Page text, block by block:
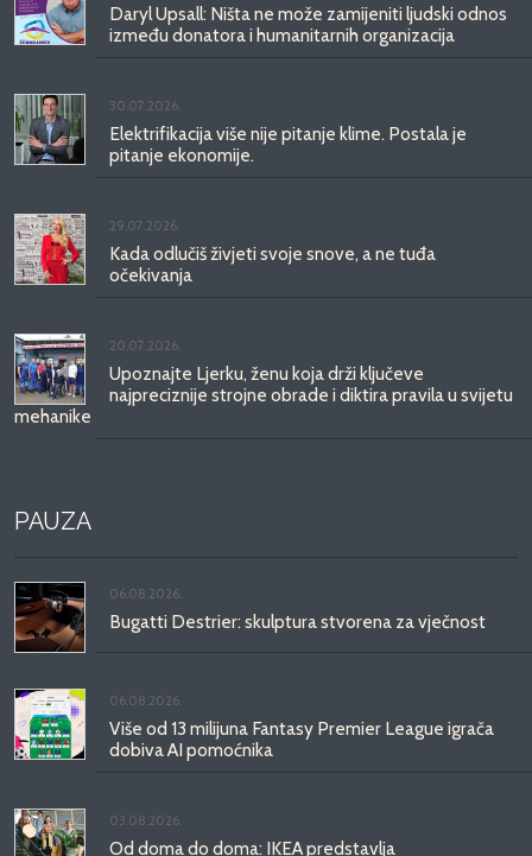
Daryl Upsall: Ništa ne može zamijeniti ljudski odnos
između donatora i humanitarnih organizacija
30.07.2026.
Elektrifikacija više nije pitanje klime. Postala je
pitanje ekonomije.
29.07.2026.
Kada odlučiš živjeti svoje snove, a ne tuđa
očekivanja
20.07.2026.
Upoznajte Ljerku, ženu koja drži ključeve
najpreciznije strojne obrade i diktira pravila u svijetu
mehanike
PAUZA
06.08.2026.
Bugatti Destrier: skulptura stvorena za vječnost
06.08.2026.
Više od 13 milijuna Fantasy Premier League igrača
dobiva AI pomoćnika
03.08.2026.
Od doma do doma: IKEA predstavlja